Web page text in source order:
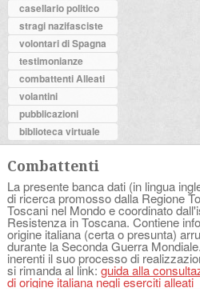
casellario politico
stragi nazifasciste
volontari di Spagna
testimonianze
combattenti Alleati
volantini
pubblicazioni
biblioteca virtuale
Combattenti
La presente banca dati (in lingua
di ricerca promosso dalla Regione
Toscani nel Mondo e coordinato
Resistenza in Toscana. Contiene
origine italiana (certa o presunta)
durante la Seconda Guerra
inerenti il suo processo di
si rimanda al link: guida alla
di origine italiana negli eserciti alleati